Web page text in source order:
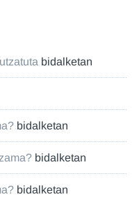
bidalketan
bidalketan
bidalketan
bidalketan